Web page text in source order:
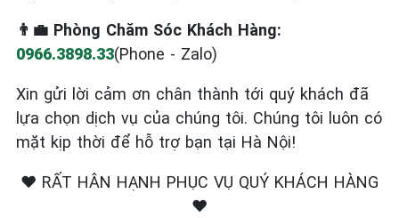
👨‍💼 Phòng Chăm Sóc Khách Hàng:
0966.3898.33(Phone - Zalo)
Xin gửi lời cảm ơn chân thành tới quý khách đã
lựa chọn dịch vụ của chúng tôi. Chúng tôi luôn có
mặt kịp thời để hỗ trợ bạn tại Hà Nội!
❤️ RẤT HÂN HẠNH PHỤC VỤ QUÝ KHÁCH HÀNG
❤️